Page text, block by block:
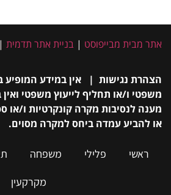
אתר מבית מבייפוסט | בניית אתר תדמית |
הצהרת נגישות | אין במידע המופיע
משפטי ו/או תחליף לייעוץ משפטי ואין
מענה לנסיבות מקרה קונקרטיות ו/או
או להביע עמדה ביחס למקרה מסוים.
ראשי פלילי משפחה
מקרקעין